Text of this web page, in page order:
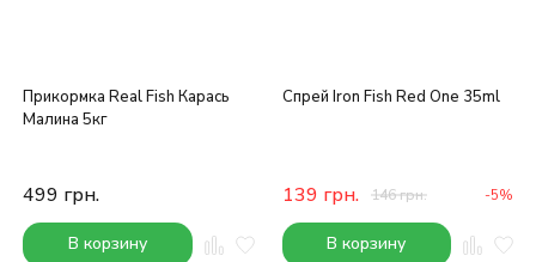
Прикормка Real Fish Карась
Малина 5кг
499 грн.
В корзину
Спрей Iron Fish Red One 35ml
139 грн. 146грн. -5%
В корзину